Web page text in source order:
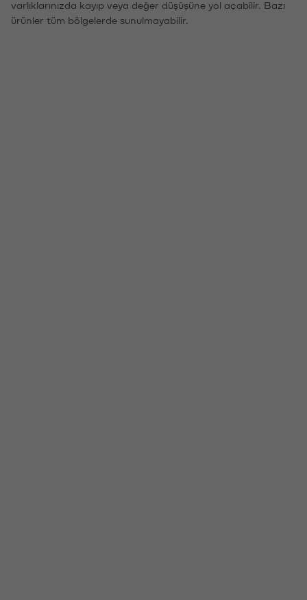
varlıklarınızda kayıp veya değer düşüşüne yol açabilir. Bazı
ürünler tüm bölgelerde sunulmayabilir.